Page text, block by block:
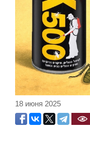
18 июня 2025